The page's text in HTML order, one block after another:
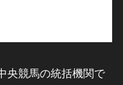
央競馬の統括機関で